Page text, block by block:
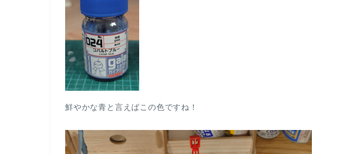
鮮やかな青と言えばこの色ですね！